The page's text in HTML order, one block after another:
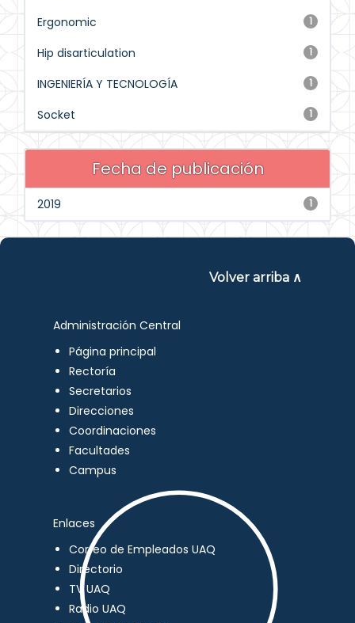
1
Ergonomic
1
Hip disarticulation
1
INGENIERÍA Y TECNOLOGÍA
1
Socket
Fecha de publicación
1
2019
Volver arriba ∧
Administración Central
Página principal
Rectoría
Secretarios
Direcciones
Coordinaciones
Facultades
Campus
Enlaces
Correo de Empleados UAQ
Directorio
TV UAQ
Radio UAQ